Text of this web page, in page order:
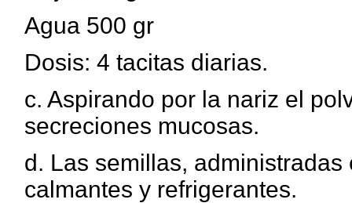
Agua 500 gr
Dosis: 4 tacitas diarias.
c. Aspirando por la nariz el
secreciones mucosas.
d. Las semillas,
calmantes y refrigerantes.